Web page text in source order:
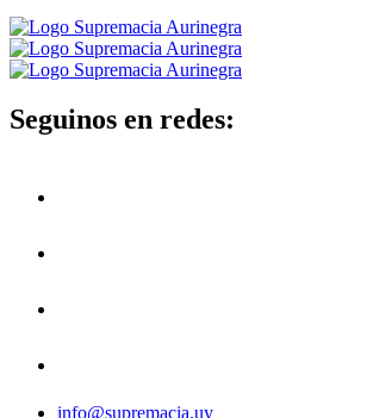
Seguinos en redes:
info@supremacia.uy